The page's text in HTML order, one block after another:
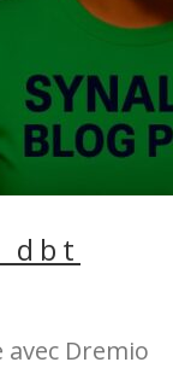
dbt
avec Dremio